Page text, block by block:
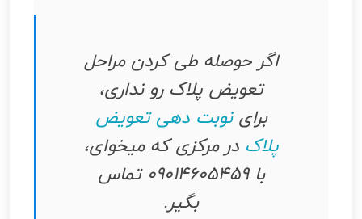
اگر حوصله طی کردن مراحل
تعویض پلاک رو نداری،
براینوبت دهی تعویض
پلاک در مرکزی که میخوای،
با 09014605459 تماس
بگیر.